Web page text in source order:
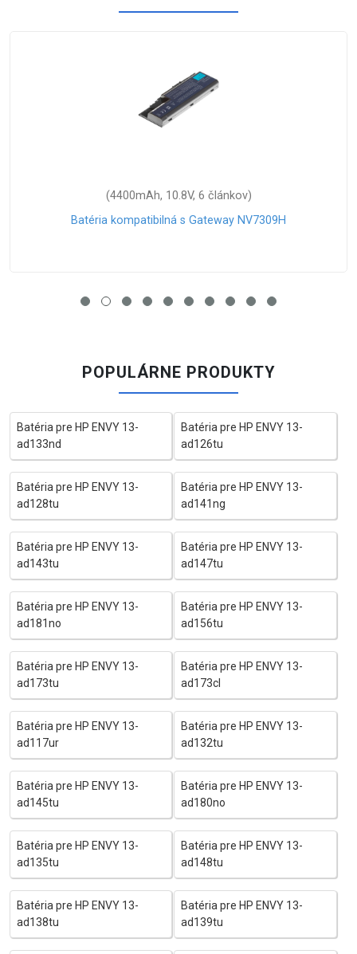
(6600mAh, 11.1V , 9 článkov)
Batéria kompatibilná s Acer UM08b75
POPULÁRNE PRODUKTY
Batéria pre HP ENVY 13-
ad133nd
Batéria pre HP ENVY 13-
ad126tu
Batéria pre HP ENVY 13-
ad128tu
Batéria pre HP ENVY 13-
ad141ng
Batéria pre HP ENVY 13-
ad143tu
Batéria pre HP ENVY 13-
ad147tu
Batéria pre HP ENVY 13-
ad181no
Batéria pre HP ENVY 13-
ad156tu
Batéria pre HP ENVY 13-
ad173tu
Batéria pre HP ENVY 13-
ad173cl
Batéria pre HP ENVY 13-
ad117ur
Batéria pre HP ENVY 13-
ad132tu
Batéria pre HP ENVY 13-
ad145tu
Batéria pre HP ENVY 13-
ad180no
Batéria pre HP ENVY 13-
ad135tu
Batéria pre HP ENVY 13-
ad148tu
Batéria pre HP ENVY 13-
ad138tu
Batéria pre HP ENVY 13-
ad139tu